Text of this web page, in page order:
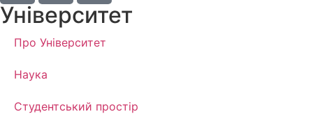
Університет
Про Університет
Наука
Студентський простір